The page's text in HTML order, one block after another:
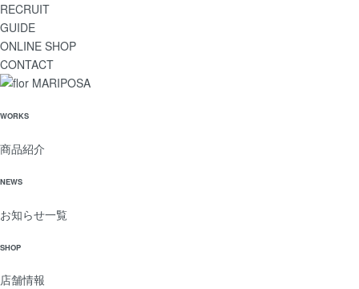
RECRUIT
GUIDE
ONLINE SHOP
CONTACT
WORKS
商品紹介
NEWS
お知らせ一覧
SHOP
店舗情報